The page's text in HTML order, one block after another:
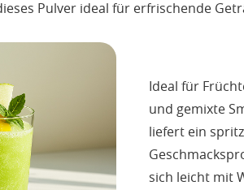
Pulver ideal für erfrischende
Ideal für
und gemixte
liefert ein
sich leicht mit